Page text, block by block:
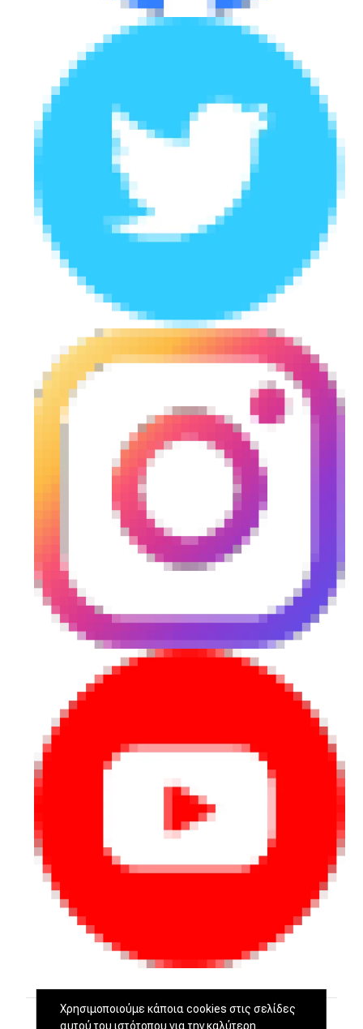
Χρησιμοποιούμε κάποια cookies στις σελίδες
αυτού του ιστότοπου για την καλύτερη